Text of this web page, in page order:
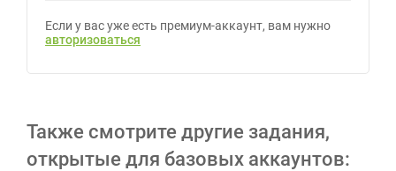
Если у вас уже есть премиум-аккаунт, вам нужно
авторизоваться
Также смотрите другие задания,
открытые для базовых аккаунтов: